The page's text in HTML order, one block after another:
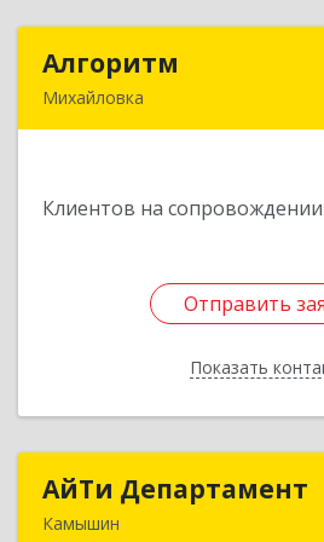
Алгоритм
Михайловка
Клиентов на сопровождении
Отправить
Показать
Отправить
Назад
АйТи Департамент
Камышин
АйТи